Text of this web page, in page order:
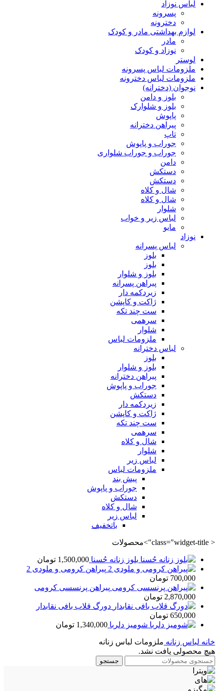
لباس نوزاد
پسرونه
دخترونه
لوازم بهداشتی مادر و کودک
مادر
نوزاد و کودک
لوستر
ملزومات لباس پسرونه
ملزومات لباس دخترونه
نوجوان (دخترانه)
بلوز و دامن
بلوز و شلوارک
پاپوش
پیراهن دخترانه
تاپ
جوراب و پاپوش
جوراب و جوراب شلواری
دامن
دستکش
دستکش
شال و کلاه
شال و کلاه
شلوار
لباس زیر و خواب
مایو
نوزاد
لباس پسرانه
بلوز
بلوز
بلوز و شلوار
پیراهن پسرانه
زیردکمه دار
ژاکت و کاپشن
ست چند تکه
سرهمی
شلوار
ملزومات لباس
لباس دخترانه
بلوز
بلوز و شلوار
پیراهن دخترانه
جوراب و پاپوش
دستکش
زیردکمه دار
ژاکت و کاپشن
ست چند تکه
سرهمی
شال و کلاه
شلوار
لباس زیر
ملزومات لباس
پیش بند
جوراب و پاپوش
دستکش
شال و کلاه
لباس زیر
باتخفیف
< class="widget-title">محصولات
بلوز زنانه حُسنا 1,500,000 تومان
پیراهن کرومی و ملودی 2
700,000 تومان
پیراهن پرنسسی کرومی
2,870,000 تومان
دورگ قلاب بافی نقابدار
650,000 تومان
شومیز دلربا 1,340,000 تومان
خانه لباس زنانه ملزومات لباس زنانه
هیچ محصولی یافت نشد.
جستجو